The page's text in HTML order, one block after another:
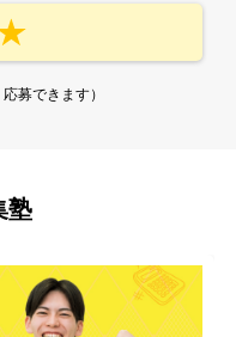
募できます）
塾